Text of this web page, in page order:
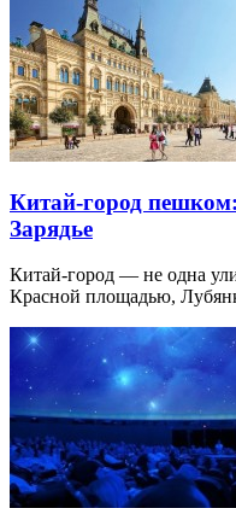
Китай-город
Зарядье
Китай-город — не одна
Красной площадью,